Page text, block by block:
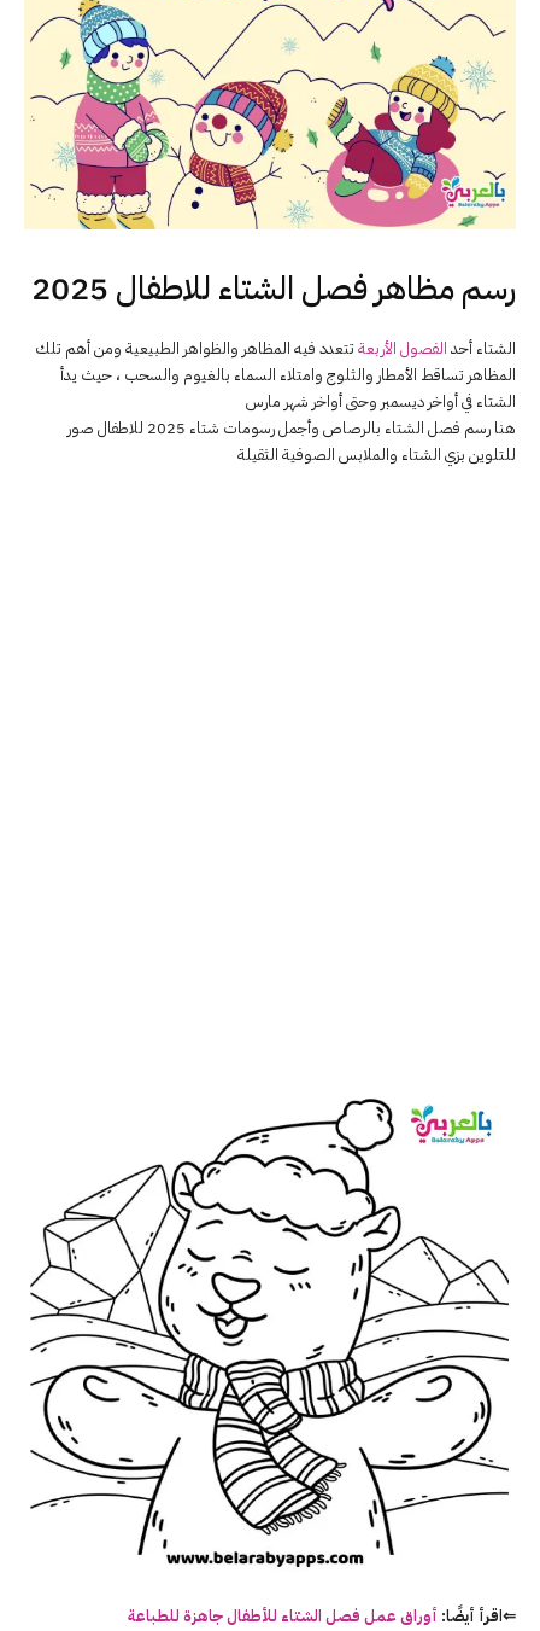
رسم مظاهر فصل الشتاء للاطفال 2025
الشتاء أحد الفصول الأربعةتتعدد فيه المظاهر والظواهر الطبيعية ومن أهم تلك
المظاهر تساقط الأمطار والثلوج وامتلاء السماء بالغيوم والسحب ، حيث يدأ
الشتاء في أواخر ديسمبر وحتى أواخر شهر مارس
هنا رسم فصل الشتاء بالرصاص وأجمل رسومات شتاء 2025 للاطفال صور
للتلوين بزي الشتاء والملابس الصوفية الثقيلة
⇐اقرأ أيضًا: أوراق عمل فصل الشتاء للأطفال جاهزة للطباعة